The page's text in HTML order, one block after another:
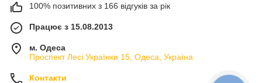
100% позитивних з 166 відгуків за рік
Працює з 15.08.2013
м. Одеса
Проспект Лесі Українки 15, Одеса, Україна
Контакти